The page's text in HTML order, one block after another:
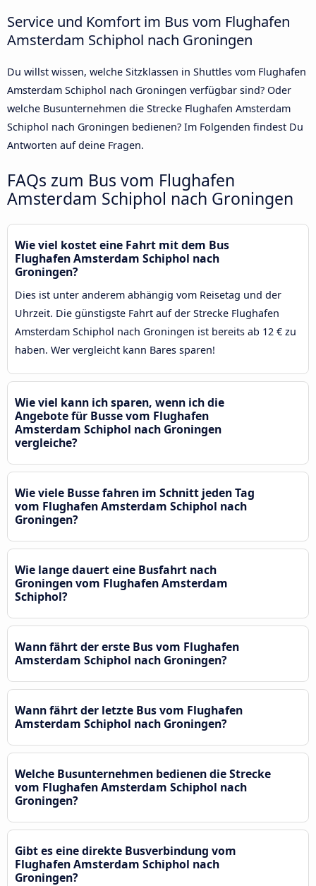
Service und Komfort im Bus vom Flughafen
Amsterdam Schiphol nach Groningen
Du willst wissen, welche Sitzklassen in Shuttles vom Flughafen
Amsterdam Schiphol nach Groningen verfügbar sind? Oder
welche Busunternehmen die Strecke Flughafen Amsterdam
Schiphol nach Groningen bedienen? Im Folgenden findest Du
Antworten auf deine Fragen.
FAQs zum Bus vom Flughafen
Amsterdam Schiphol nach Groningen
Wie viel kostet eine Fahrt mit dem Bus
Flughafen Amsterdam Schiphol nach
Groningen?
Dies ist unter anderem abhängig vom Reisetag und der
Uhrzeit. Die günstigste Fahrt auf der Strecke Flughafen
Amsterdam Schiphol nach Groningen ist bereits ab 12 € zu
haben. Wer vergleicht kann Bares sparen!
Wie viel kann ich sparen, wenn ich die
Angebote für Busse vom Flughafen
Amsterdam Schiphol nach Groningen
vergleiche?
Wie viele Busse fahren im Schnitt jeden Tag
vom Flughafen Amsterdam Schiphol nach
Groningen?
Wie lange dauert eine Busfahrt nach
Groningen vom Flughafen Amsterdam
Schiphol?
Wann fährt der erste Bus vom Flughafen
Amsterdam Schiphol nach Groningen?
Wann fährt der letzte Bus vom Flughafen
Amsterdam Schiphol nach Groningen?
Welche Busunternehmen bedienen die Strecke
vom Flughafen Amsterdam Schiphol nach
Groningen?
Gibt es eine direkte Busverbindung vom
Flughafen Amsterdam Schiphol nach
Groningen?